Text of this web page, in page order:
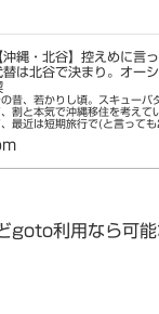
沖縄・北谷】控えめに言
替は北谷で決まり。オー
の昔、若かりし頃。スキューバ
、割と本気で沖縄移住を考えて
、最近は短期旅行で(と言って
割安アパートを借りる...
goto利用なら可